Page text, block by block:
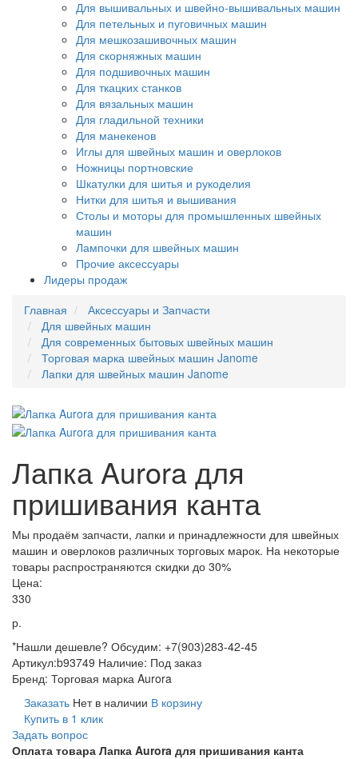
Для вышивальных и швейно-вышивальных машин
Для петельных и пуговичных машин
Для мешкозашивочных машин
Для скорняжных машин
Для подшивочных машин
Для ткацких станков
Для вязальных машин
Для гладильной техники
Для манекенов
Иглы для швейных машин и оверлоков
Ножницы портновские
Шкатулки для шитья и рукоделия
Нитки для шитья и вышивания
Столы и моторы для промышленных швейных
машин
Лампочки для швейных машин
Прочие аксессуары
Лидеры продаж
Главная
Аксессуары и Запчасти
Для швейных машин
Для современных бытовых швейных машин
Торговая марка швейных машин Janome
Лапки для швейных машин Janome
Лапка Aurora для
пришивания канта
Мы продаём запчасти, лапки и принадлежности для швейных
машин и оверлоков различных торговых марок. На некоторые
товары распространяются скидки до 30%
Цена:
330
р.
*Нашли дешевле? Обсудим: +7(903)283-42-45
Артикул:b93749 Наличие: Под заказ
Бренд: Торговая марка Aurora
Заказать Нет в наличии В корзину
Купить в 1 клик
Задать вопрос
Оплата товара Лапка Aurora для пришивания канта